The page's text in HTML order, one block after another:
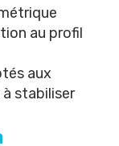
au profil
aux
stabiliser